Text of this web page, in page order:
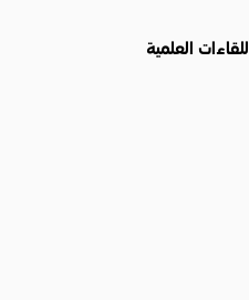
اللقاءات العلمية